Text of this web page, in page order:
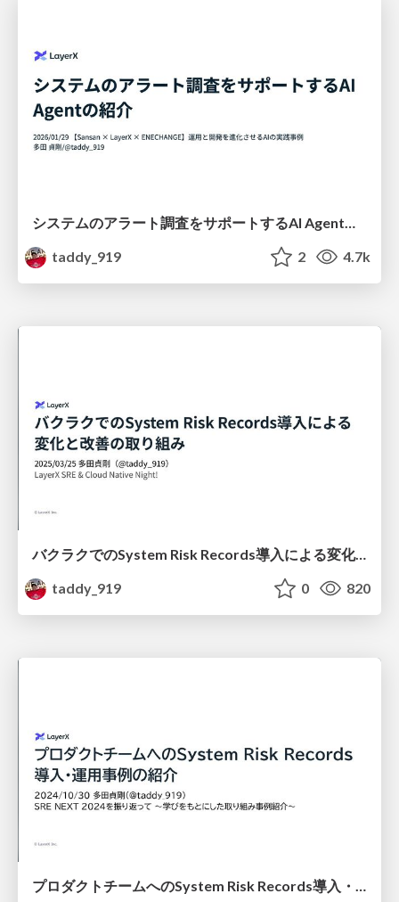
taddy_919
2 4.7k
バクラクでのSystem Risk Records導入による変化と改善の取り組み/Changes and Improvement Initiatives Resulting from the Implementation of System Risk Records
taddy_919
0 820
プロダクトチームへのSystem Risk Records導入・運用事例の紹介/Introduction and Case Studies on Implementing and Operating System Risk Records for Product Teams